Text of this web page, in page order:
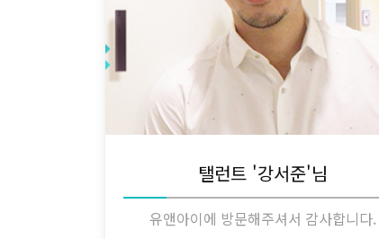
탤런트 '강서준'님
유앤아이에 방문해주셔서 감사합니다.